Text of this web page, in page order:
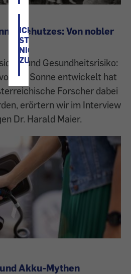
ICH
STIMME
NICHT
ZU
Von nobler
und Gesundheitsrisiko:
der Sonne entwickelt hat
Forscher dabei
erörtern wir im Interview
Dr. Harald Maier.
Akku-Mythen